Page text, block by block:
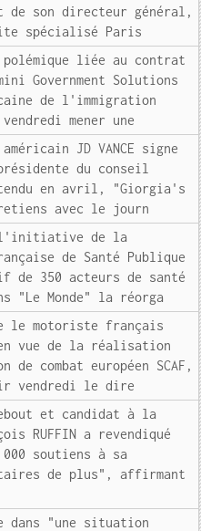
son directeur général,
spécialisé Paris
polémique liée au contrat
Government Solutions
de l'immigration
mener une
JD VANCE signe
du conseil
en avril, "Giorgia's
avec le journ
l'initiative de la
de Santé Publique
de 350 acteurs de santé
"Le Monde" la réorga
le motoriste français
vue de la réalisation
combat européen SCAF,
vendredi le dire
et candidat à la
RUFFIN a revendiqué
soutiens à sa
de plus", affirmant
dans "une situation